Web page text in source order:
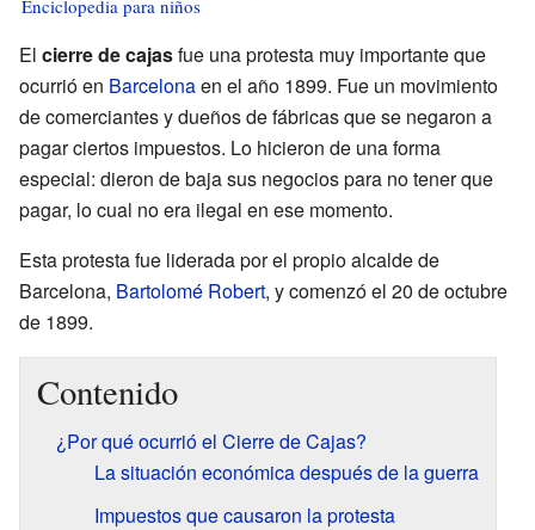
Enciclopedia para niños
El cierre de cajasfue una protesta muy importante que
ocurrió en Barcelonaen el año 1899. Fue un movimiento
de comerciantes y dueños de fábricas que se negaron a
pagar ciertos impuestos. Lo hicieron de una forma
especial: dieron de baja sus negocios para no tener que
pagar, lo cual no era ilegal en ese momento.
Esta protesta fue liderada por el propio alcalde de
Barcelona, Bartolomé Robert, y comenzó el 20 de octubre
de 1899.
Contenido
¿Por qué ocurrió el Cierre de Cajas?
La situación económica después de la guerra
Impuestos que causaron la protesta